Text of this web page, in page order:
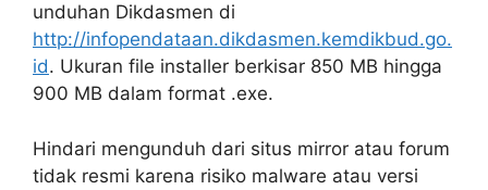
unduhan Dikdasmen di
http://infopendataan.dikdasmen.kemdikbud.go.
id. Ukuran file installer berkisar 850 MB hingga
900 MB dalam format .exe.
Hindari mengunduh dari situs mirror atau forum
tidak resmi karena risiko malware atau versi